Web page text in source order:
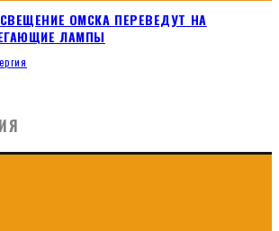
ОМСКА ПЕРЕВЕДУТ НА
ЛАМПЫ